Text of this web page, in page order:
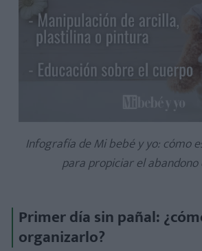
Infografía de Mi bebé y yo: cómo
para propiciar el abandono
Primer día sin pañal:
organizarlo?